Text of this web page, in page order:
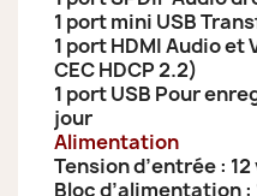
1 port mini USB
1 port HDMI Audio et
CEC HDCP 2.2)
1 port USB Pour
jour
Alimentation
Tension d’entrée :
Bloc d’alimentation :